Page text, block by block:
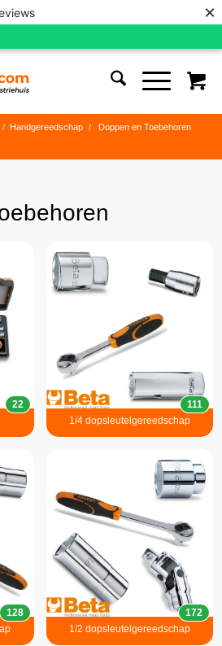
×
/ Handgereedschap / Doppen en Toebehoren
22
1/4 dopsleutelgereedschap
111
128
1/2 dopsleutelgereedschap
172